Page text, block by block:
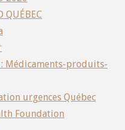
QUÉBEC
: Médicaments-produits-
urgences Québec
Foundation